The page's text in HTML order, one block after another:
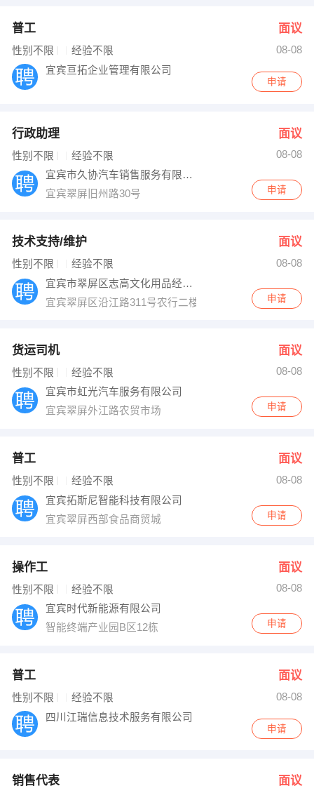
普工 面议
性别不限 经验不限
08-08
宜宾亘拓企业管理有限公司
申请
行政助理 面议
性别不限 经验不限
08-08
宜宾市久协汽车销售服务有限公司
宜宾翠屏旧州路30号
申请
技术支持/维护 面议
性别不限 经验不限
08-08
宜宾市翠屏区志高文化用品经营部
宜宾翠屏区沿江路311号农行二楼
申请
货运司机 面议
性别不限 经验不限
08-08
宜宾市虹光汽车服务有限公司
宜宾翠屏外江路农贸市场
申请
普工 面议
性别不限 经验不限
08-08
宜宾拓斯尼智能科技有限公司
宜宾翠屏西部食品商贸城
申请
操作工 面议
性别不限 经验不限
08-08
宜宾时代新能源有限公司
智能终端产业园B区12栋
申请
普工 面议
性别不限 经验不限
08-08
四川江瑞信息技术服务有限公司
申请
销售代表 面议